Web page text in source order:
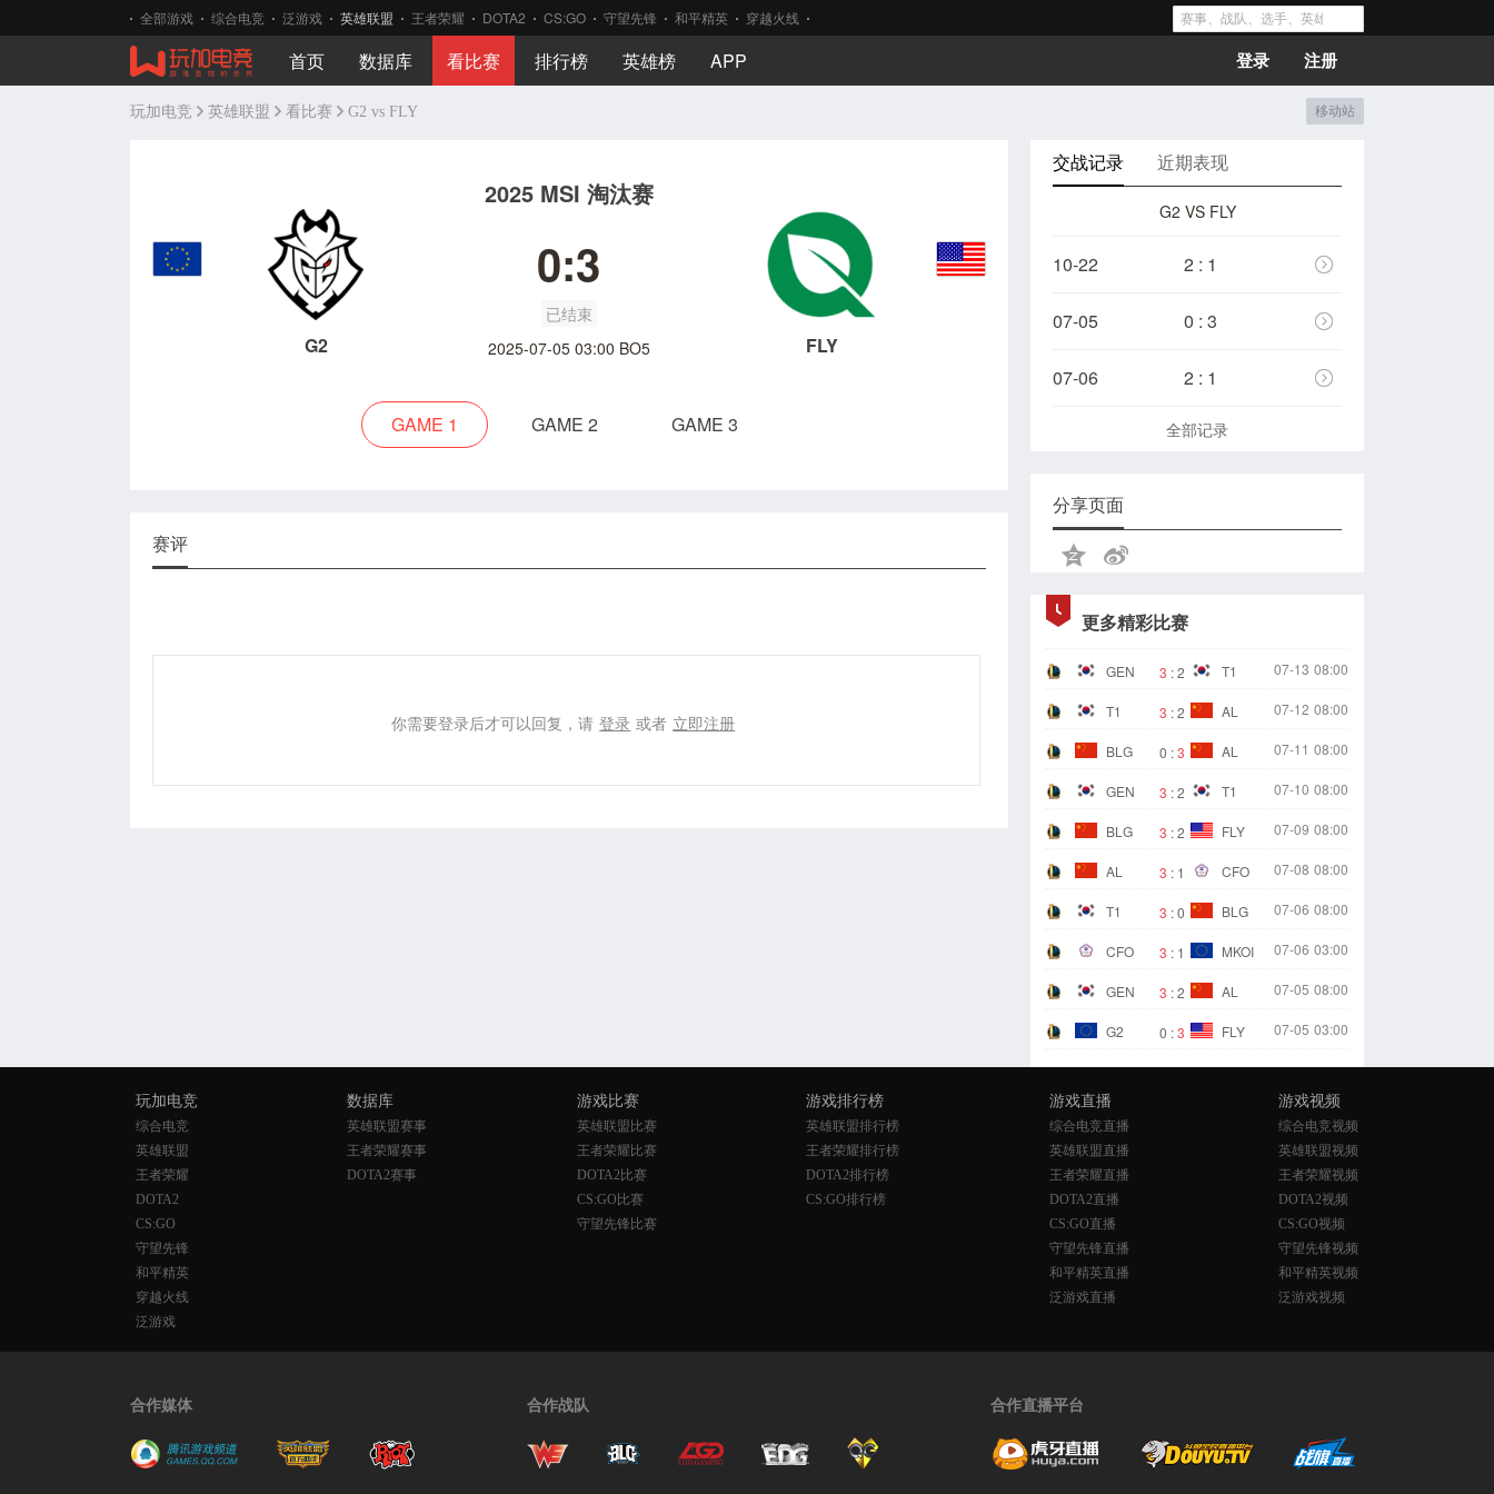
全部游戏 综合电竞 泛游戏 英雄联盟 王者荣耀 DOTA2 CS:GO 守望先锋 和平精英 穿越火线
首页 数据库 看比赛 排行榜 英雄榜 APP 登录 注册
玩加电竞 英雄联盟 看比赛 G2 vs FLY 移动站
2025 MSI 淘汰赛
G2
0:3
已结束
2025-07-05 03:00 BO5
FLY
GAME 1 GAME 2 GAME 3
赛评
你需要登录后才可以回复，请 登录 或者 立即注册
交战记录 近期表现
G2 VS FLY
10-22 2 : 1
07-05 0 : 3
07-06 2 : 1
全部记录
分享页面
更多精彩比赛
GEN 3 :2 T1 07-13 08:00
T1 3 :2 AL 07-12 08:00
BLG 0 :3 AL 07-11 08:00
GEN 3 :2 T1 07-10 08:00
BLG 3 :2 FLY 07-09 08:00
AL 3 : 1 CFO 07-08 08:00
T1 3 :0 BLG 07-06 08:00
CFO 3 : 1 MKOI 07-06 03:00
GEN 3 :2 AL 07-05 08:00
G2 0 :3 FLY 07-05 03:00
玩加电竞
综合电竞
英雄联盟
王者荣耀
DOTA2
CS:GO
守望先锋
和平精英
穿越火线
泛游戏
数据库
英雄联盟赛事
王者荣耀赛事
DOTA2赛事
游戏比赛
英雄联盟比赛
王者荣耀比赛
DOTA2比赛
CS:GO比赛
守望先锋比赛
游戏排行榜
英雄联盟排行榜
王者荣耀排行榜
DOTA2排行榜
CS:GO排行榜
游戏直播
综合电竞直播
英雄联盟直播
王者荣耀直播
DOTA2直播
CS:GO直播
守望先锋直播
和平精英直播
泛游戏直播
游戏视频
综合电竞视频
英雄联盟视频
王者荣耀视频
DOTA2视频
CS:GO视频
守望先锋视频
和平精英视频
泛游戏视频
合作媒体 合作战队 合作直播平台